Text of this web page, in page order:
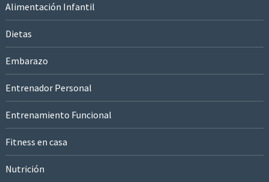
Alimentación Infantil
Dietas
Embarazo
Entrenador Personal
Entrenamiento Funcional
Fitness en casa
Nutrición